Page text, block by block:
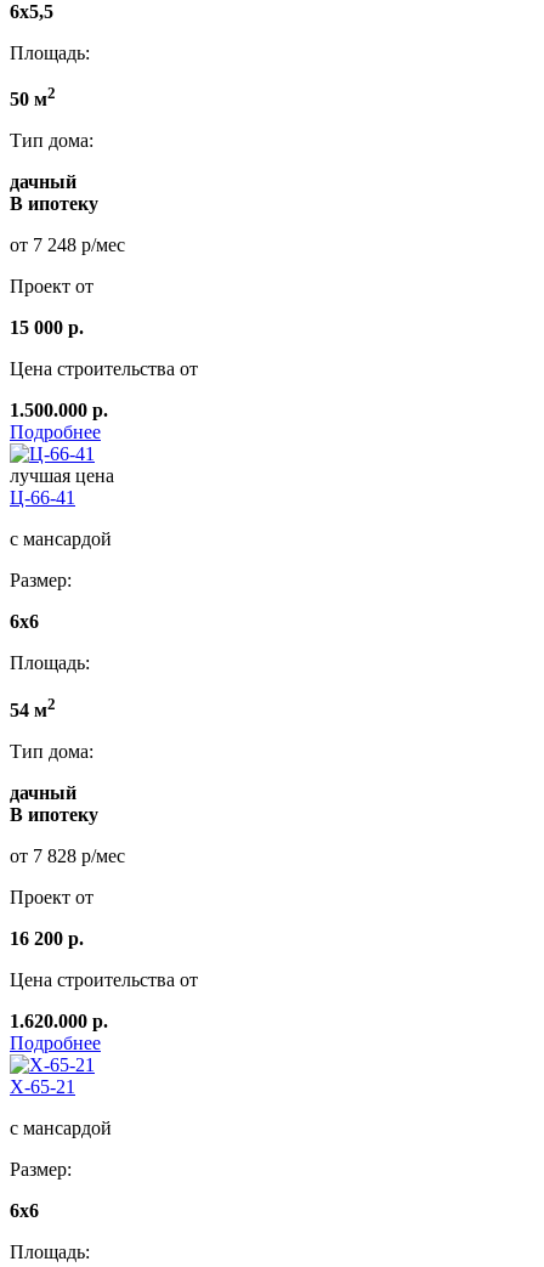
6x5,5
Площадь:
50 м2
Тип дома:
дачный
В ипотеку
от 7 248 р/мес
Проект от
15 000 р.
Цена строительства от
1.500.000 р.
Подробнее
лучшая цена
Ц-66-41
с мансардой
Размер:
6x6
Площадь:
54 м2
Тип дома:
дачный
В ипотеку
от 7 828 р/мес
Проект от
16 200 р.
Цена строительства от
1.620.000 р.
Подробнее
Х-65-21
с мансардой
Размер:
6x6
Площадь: